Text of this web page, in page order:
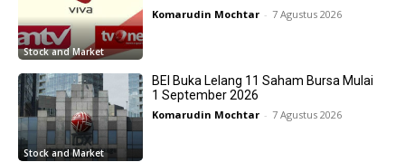
Stock and Market
Komarudin Mochtar - 7 Agustus 2026
Stock and Market
BEI Buka Lelang 11 Saham Bursa Mulai
1 September 2026
Komarudin Mochtar - 7 Agustus 2026